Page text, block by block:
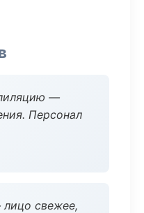
—
Персонал
свежее,